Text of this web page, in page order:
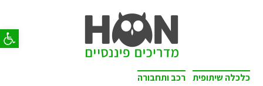
פתח
כלכלה שיתופית רכב ותחבורה